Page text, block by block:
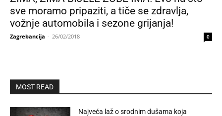
sve moramo pripaziti, a tiče se zdravlja,
vožnje automobila i sezone grijanja!
Zagrebancija - 26/02/2018 0
MOST READ
Najveća laž o srodnim dušama koja